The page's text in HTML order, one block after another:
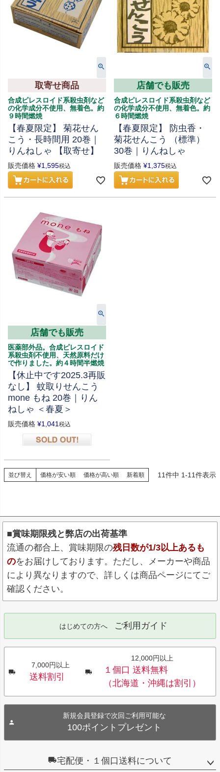
取寄せ商品
合成ピレスロイド系殺虫剤など
の化学成分不使用、無着色。約
９時間燃焼
【春夏限定】 菊花せん
こう・長時間用 20巻｜
りんねしゃ 【取寄せ】
販売価格 ¥1,595税込
店舗でも販売
合成ピレスロイド系殺虫剤など
の化学成分不使用、無着色。約
６時間燃焼
【春夏限定】 防虫香・
菊花せんこう （標準）
30巻｜りんねしゃ
販売価格 ¥1,375税込
店舗でも販売
医薬部外品。合成ピレスロイド
系殺虫剤不使用、天然原料だけ
で作りました。約４時間半燃焼
【休止中です2025.3再販
なし】 蚊取りせんこう
mone もね 20巻｜りん
ねしゃ ＜春夏＞
販売価格 ¥1,041税込
並び替え 価格が安い順 価格が高い順 新着順 11件中 1-11件表示
■賞味期限残と弊店の出荷基準
流通の都合上、賞味期限の残日数が1/3以上あるも
のをお届けしております。ただし、メーカーや商品
により異なりますので、詳しくは商品ページにてご
確認ください。
はじめての方へ ご利用ガイド
7,000円以上
送料割引
12,000円以上
１個口 送料無料
（北海道・沖縄は割引）
新規会員登録で次回ご利用可能な
100ポイントプレゼント
宅配便・１個口送料について